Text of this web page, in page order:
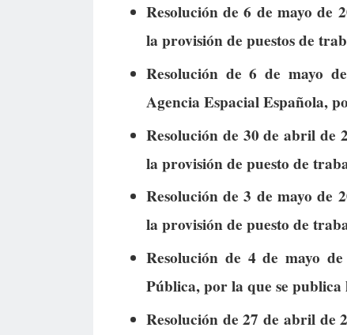
Resolución de 6 de mayo de
la provisión de puestos de
Resolución de 6 de mayo
Agencia Espacial Española,
Resolución de 30 de abril de
la provisión de puesto de
Resolución de 3 de mayo de
la provisión de puesto de
Resolución de 4 de mayo
Pública, por la que se
Resolución de 27 de abril de